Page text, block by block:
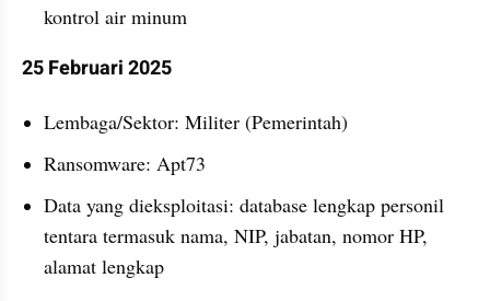
kontrol air minum
25 Februari 2025
Lembaga/Sektor: Militer (Pemerintah)
Ransomware: Apt73
Data yang dieksploitasi: database lengkap personil
tentara termasuk nama, NIP, jabatan, nomor HP,
alamat lengkap